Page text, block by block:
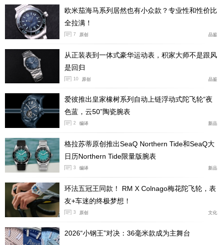
欧米茄海马系列居然也有小众款？专业性和性价比
全拉满！
7 原创 品鉴
从正装表到一体式豪华运动表，积家大师不是跟风
是回归
10 原创 品鉴
爱彼推出皇家橡树系列自动上链浮动式陀飞轮“夜
色蓝，云50”陶瓷腕表
2 编译 新品
格拉苏蒂原创推出SeaQ Northern Tide和SeaQ大
日历Northern Tide限量版腕表
3 编译 新品
环法五冠王同款！ RM X Colnago梅花陀飞轮，表
友+车迷的终极梦想！
3 原创 文化
2026“小钢王”对决：36毫米款成为主舞台